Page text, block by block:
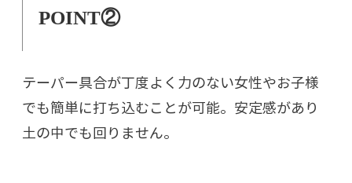
POINT②
テーパー具合が丁度よく力のない女性やお子様
でも簡単に打ち込むことが可能。安定感があり
土の中でも回りません。